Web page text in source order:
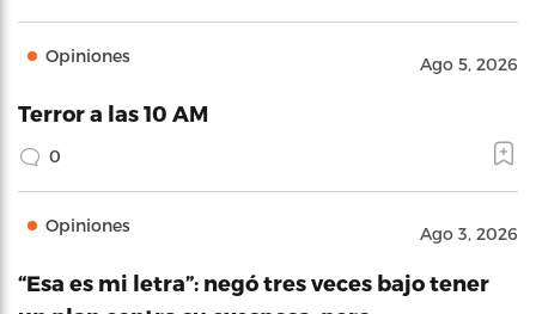
Opiniones Ago 5, 2026
Terror a las 10 AM
0
Opiniones Ago 3, 2026
“Esa es mi letra”: negó tres veces bajo tener